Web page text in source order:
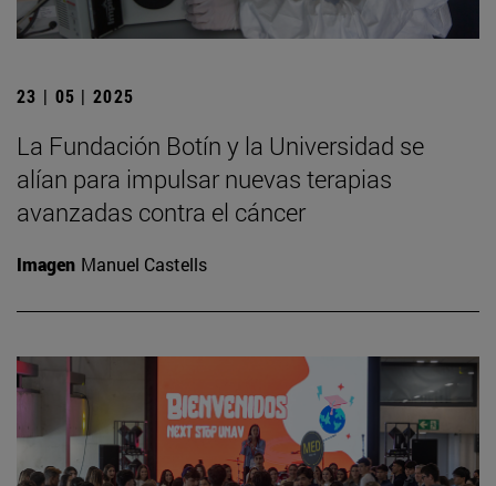
23 | 05 | 2025
La Fundación Botín y la Universidad se
alían para impulsar nuevas terapias
avanzadas contra el cáncer
Imagen Manuel Castells